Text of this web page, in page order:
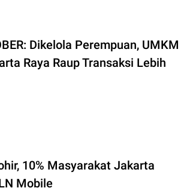
Dikelola Perempuan, UMKM
Raya Raup Transaksi Lebih
10% Masyarakat Jakarta
Mobile